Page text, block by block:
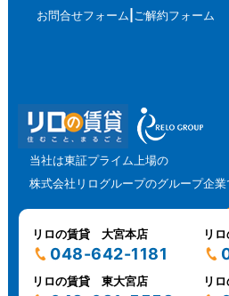
お問合せフォーム ご解約フォーム
当社は東証プライム上場の
株式会社リログループのグループ企業
リロの賃貸 大宮本店
048-642-1181
リ
リロの賃貸 東大宮店 リ